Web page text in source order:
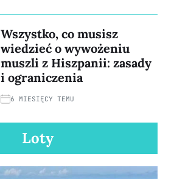
Wszystko, co musisz
wiedzieć o wywożeniu
muszli z Hiszpanii: zasady
i ograniczenia
6 MIESIĘCY TEMU
Loty